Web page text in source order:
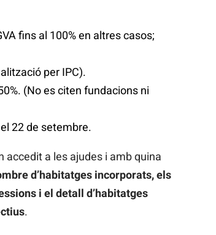
fins al 100% en altres casos;
per IPC).
(No es citen fundacions ni
22 de setembre.
accedit a les ajudes i amb quina
d’habitatges incorporats, els
i el detall d’habitatges
.